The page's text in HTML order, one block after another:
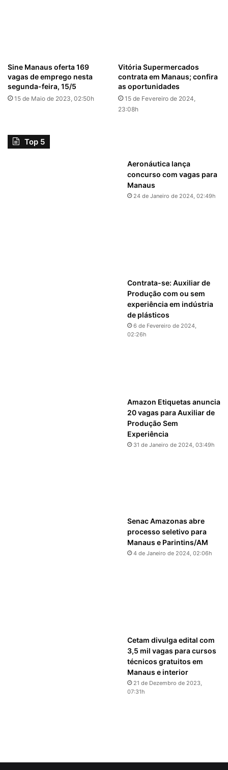
Sine Manaus oferta 169
vagas de emprego nesta
segunda-feira, 15/5
15 de Maio de 2023, 02:50h
Vitória Supermercados
contrata em Manaus; confira
as oportunidades
15 de Fevereiro de 2024,
23:08h
Top 5
Aeronáutica lança
concurso com vagas para
Manaus
24 de Janeiro de 2024, 02:49h
Contrata-se: Auxiliar de
Produção com ou sem
experiência em indústria
de plásticos
6 de Fevereiro de 2024,
02:26h
Amazon Etiquetas anuncia
20 vagas para Auxiliar de
Produção Sem
Experiência
31 de Janeiro de 2024, 03:49h
Senac Amazonas abre
processo seletivo para
Manaus e Parintins/AM
4 de Janeiro de 2024, 02:06h
Cetam divulga edital com
3,5 mil vagas para cursos
técnicos gratuitos em
Manaus e interior
21 de Dezembro de 2023,
07:31h